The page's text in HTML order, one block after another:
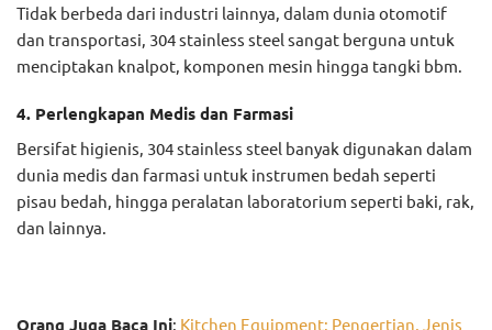
Tidak berbeda dari industri lainnya, dalam dunia otomotif
dan transportasi, 304 stainless steel sangat berguna untuk
menciptakan knalpot, komponen mesin hingga tangki bbm.
4. Perlengkapan Medis dan Farmasi
Bersifat higienis, 304 stainless steel banyak digunakan dalam
dunia medis dan farmasi untuk instrumen bedah seperti
pisau bedah, hingga peralatan laboratorium seperti baki, rak,
dan lainnya.
Orang Juga Baca Ini: Kitchen Equipment: Pengertian, Jenis